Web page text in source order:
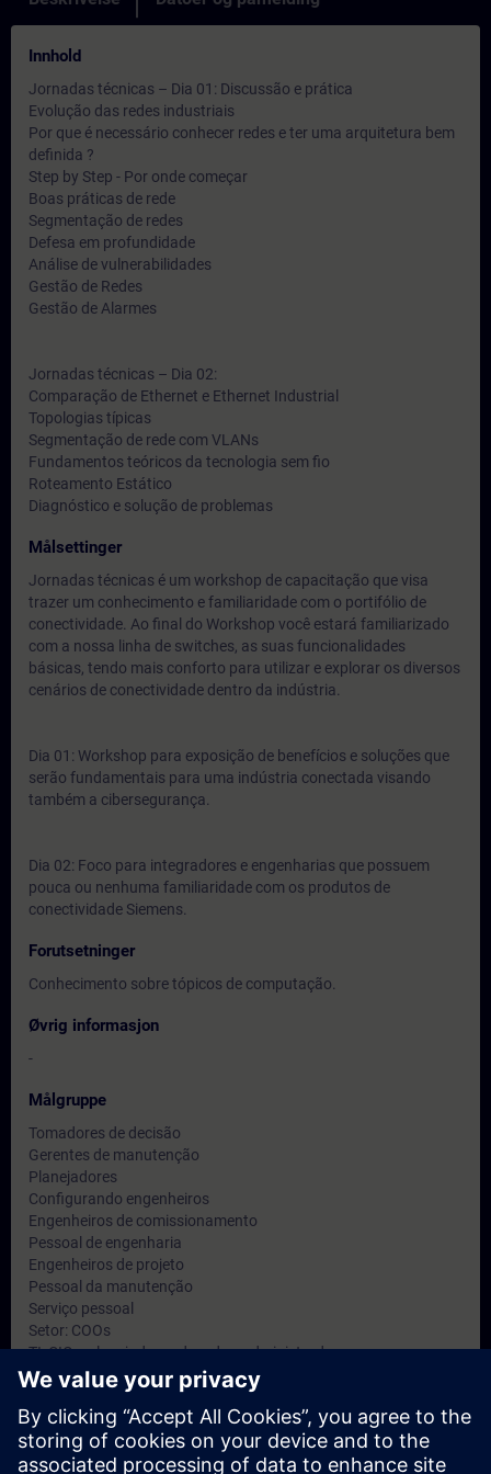
Innhold
Jornadas técnicas – Dia 01: Discussão e prática
Evolução das redes industriais
Por que é necessário conhecer redes e ter uma arquitetura bem
definida ?
Step by Step - Por onde começar
Boas práticas de rede
Segmentação de redes
Defesa em profundidade
Análise de vulnerabilidades
Gestão de Redes
Gestão de Alarmes
Jornadas técnicas – Dia 02:
Comparação de Ethernet e Ethernet Industrial
Topologias típicas
Segmentação de rede com VLANs
Fundamentos teóricos da tecnologia sem fio
Roteamento Estático
Diagnóstico e solução de problemas
Målsettinger
Jornadas técnicas é um workshop de capacitação que visa
trazer um conhecimento e familiaridade com o portifólio de
conectividade. Ao final do Workshop você estará familiarizado
com a nossa linha de switches, as suas funcionalidades
básicas, tendo mais conforto para utilizar e explorar os diversos
cenários de conectividade dentro da indústria.
Dia 01: Workshop para exposição de benefícios e soluções que
serão fundamentais para uma indústria conectada visando
também a cibersegurança.
Dia 02: Foco para integradores e engenharias que possuem
pouca ou nenhuma familiaridade com os produtos de
conectividade Siemens.
Forutsetninger
Conhecimento sobre tópicos de computação.
Øvrig informasjon
-
Målgruppe
Tomadores de decisão
Gerentes de manutenção
Planejadores
Configurando engenheiros
Engenheiros de comissionamento
Pessoal de engenharia
Engenheiros de projeto
Pessoal da manutenção
Serviço pessoal
Setor: COOs
TI: CIOs, planejadores de rede e administradores
Datoer og påmelding